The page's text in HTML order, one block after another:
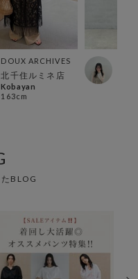
DOUX ARCHIVES
北千住ルミネ店
Kobayan
163cm
BLOG